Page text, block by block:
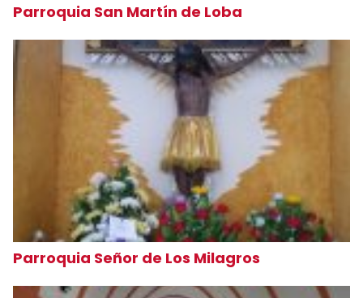
Parroquia San Martín de Loba
Parroquia Señor de Los Milagros